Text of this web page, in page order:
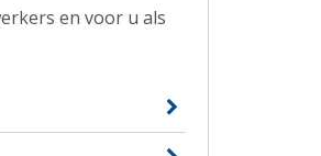
en voor u als